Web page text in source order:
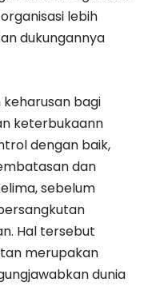
lebih
dukungannya
bagi
keterbukaann
dengan baik,
dan
sebelum
Hal tersebut
merupakan
dunia